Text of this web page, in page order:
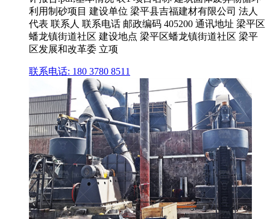
利用制砂项目 建设单位 梁平县吉福建材有限公司 法人
代表 联系人 联系电话 邮政编码 405200 通讯地址 梁平区
蟠龙镇街道社区 建设地点 梁平区蟠龙镇街道社区 梁平
区发展和改革委 立项
联系电话: 180 3780 8511